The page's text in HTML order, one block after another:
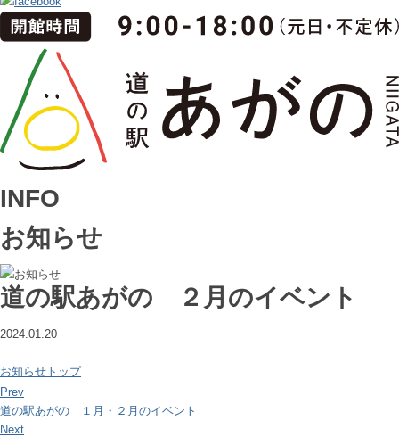
INFO
お知らせ
道の駅あがの ２月のイベント
2024.01.20
お知らせトップ
Prev
道の駅あがの １月・２月のイベント
Next